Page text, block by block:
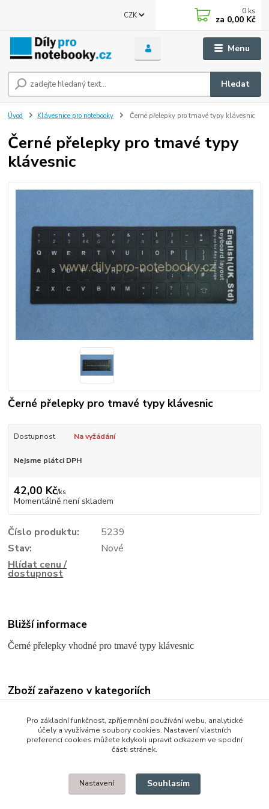
Menu
CZK
Hledat
0 ks
za 0,00 Kč
Úvod Klávesnice pro notebooky Černé přelepky pro tmavé typy klávesnic
Černé přelepky pro tmavé typy
klávesnic
Černé přelepky pro tmavé typy klávesnic
Dostupnost Na vyžádání
Nejsme plátci DPH
42,00 Kč/ks
Momentálně není skladem
Číslo produktu:
5239
Stav:
Nové
Hlídat cenu /
dostupnost
Bližší informace
Černé přelepky vhodné pro tmavé typy klávesnic
Zboží zařazeno v kategoriích
© 2014 - 2025 Díly pro notebooky
Upravit sběr cookies.
Pro základní funkčnost, zpříjemnění používání webu, analytické
účely a využíváme soubory cookies. Nastavení vlastních
preferencí cookies můžete kdykoli upravit odkazem ve spodní
části stránek.
Nastavení Souhlasím